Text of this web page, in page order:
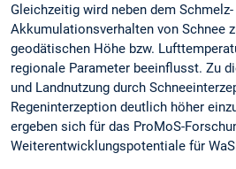
Gleichzeitig wird neben dem
Akkumulationsverhalten von Schnee
geodätischen Höhe bzw.
regionale Parameter beeinflusst. Zu
und Landnutzung durch
Regeninterzeption deutlich höher
ergeben sich für das ProMoS-
Weiterentwicklungspotentiale für